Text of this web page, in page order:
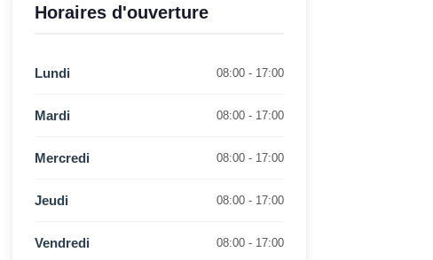
Horaires d'ouverture
Lundi 08:00 - 17:00
Mardi 08:00 - 17:00
Mercredi 08:00 - 17:00
Jeudi 08:00 - 17:00
Vendredi 08:00 - 17:00